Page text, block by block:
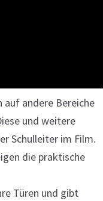
auf andere Bereiche
und weitere
Schulleiter im Film.
die praktische
Türen und gibt